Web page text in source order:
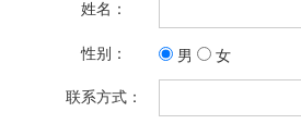
姓名：
性别： 男 女
联系方式：